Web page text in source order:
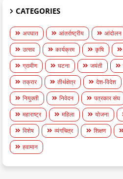
CATEGORIES
अपघात आंतर्राष्ट्रीय आंदोलन
उत्सव
कार्यक्रम कृषि
ग्रामीण
घटना जयंती
तक्रार
तीर्थक्षेत्र देश-विदेश
नियुक्ती
निवेदन पत्रकार संघ
महाराष्ट्र
महिला योजना
विशेष
व्यंगचित्र शिक्षण
हवामान